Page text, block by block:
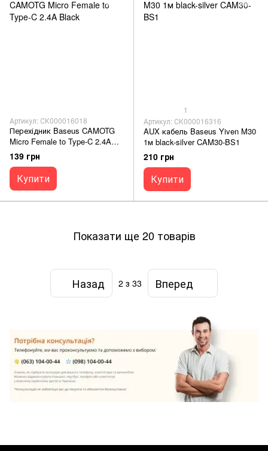
Артикул: СК000016018
Перехідник Baseus CAMOTG
Micro Female to Type-C 2.4A
Black
139 грн
Купити
1
Артикул: СК000016316
AUX кабель Baseus Yiven M30
1м black-silver CAM30-BS1
210 грн
Купити
Показати ще 20 товарів
Назад 2 з 33 Вперед